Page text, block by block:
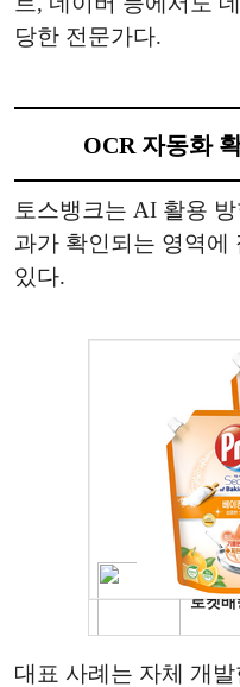
당한 전문가다.
OCR 자동화
토스뱅크는 AI 활용
과가 확인되는 영역에
있다.
대표 사례는 자체 개